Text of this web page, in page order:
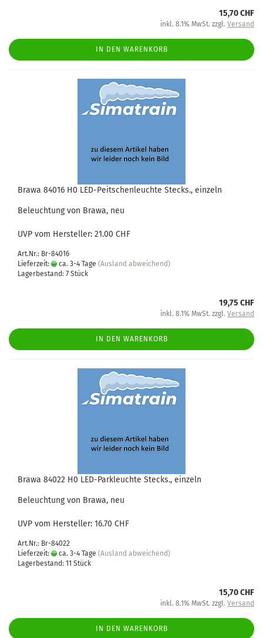
15,70 CHF
inkl. 8.1% MwSt. zzgl. Versand
IN DEN WARENKORB
Brawa 84016 H0 LED-Peitschenleuchte Stecks., einzeln
Beleuchtung von Brawa, neu
UVP vom Hersteller: 21.00 CHF
Art.Nr.: Br-84016
Lieferzeit:
ca. 3-4 Tage (Ausland abweichend)
Lagerbestand: 7 Stück
19,75 CHF
inkl. 8.1% MwSt. zzgl. Versand
IN DEN WARENKORB
Brawa 84022 H0 LED-Parkleuchte Stecks., einzeln
Beleuchtung von Brawa, neu
UVP vom Hersteller: 16.70 CHF
Art.Nr.: Br-84022
Lieferzeit:
ca. 3-4 Tage (Ausland abweichend)
Lagerbestand: 11 Stück
15,70 CHF
inkl. 8.1% MwSt. zzgl. Versand
IN DEN WARENKORB